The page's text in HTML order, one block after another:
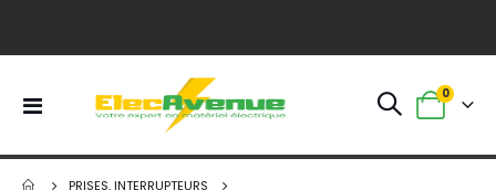
Basculer
Panier
0
PRISES, INTERRUPTEURS